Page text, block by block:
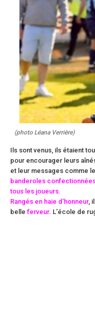
(photo Léana Verrière)
Ils sont venus, ils étaient
pour encourager leurs
et leur messages comme
banderoles
tous les joueurs.
Rangés en haie d’honneur,
belle ferveur. L’école de